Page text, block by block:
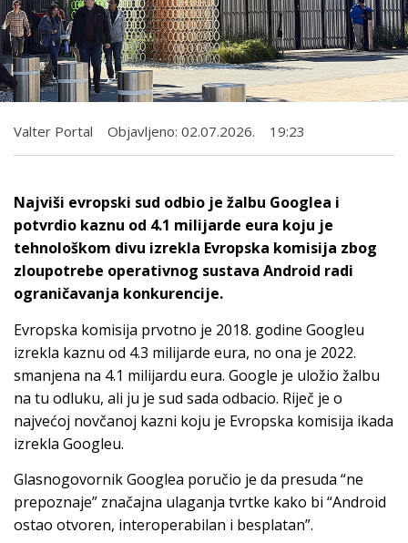
Valter Portal Objavljeno: 02.07.2026. 19:23
Najviši evropski sud odbio je žalbu Googlea i
potvrdio kaznu od 4.1 milijarde eura koju je
tehnološkom divu izrekla Evropska komisija zbog
zloupotrebe operativnog sustava Android radi
ograničavanja konkurencije.
Evropska komisija prvotno je 2018. godine Googleu
izrekla kaznu od 4.3 milijarde eura, no ona je 2022.
smanjena na 4.1 milijardu eura. Google je uložio žalbu
na tu odluku, ali ju je sud sada odbacio. Riječ je o
najvećoj novčanoj kazni koju je Evropska komisija ikada
izrekla Googleu.
Glasnogovornik Googlea poručio je da presuda “ne
prepoznaje” značajna ulaganja tvrtke kako bi “Android
ostao otvoren, interoperabilan i besplatan”.